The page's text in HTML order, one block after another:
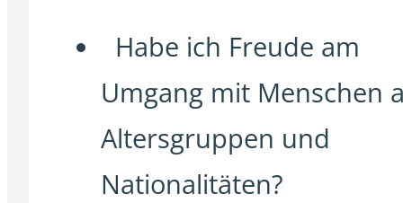
Habe ich Freude am
Umgang mit Menschen
Altersgruppen und
Nationalitäten?